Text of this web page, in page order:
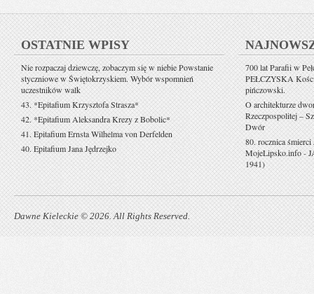
OSTATNIE WPISY
Nie rozpaczaj dziewczę, zobaczym się w niebie Powstanie
styczniowe w Świętokrzyskiem. Wybór wspomnień
uczestników walk
43. *Epitafium Krzysztofa Strasza*
42. *Epitafium Aleksandra Krezy z Bobolic*
41. Epitafium Ernsta Wilhelma von Derfelden
40. Epitafium Jana Jędrzejko
700 lat Parafii w
PEŁCZYSKA
pińczowski.
O architekturze
Rzeczpospolitej –
Dwór
80. rocznica
MojeLipsko.info-
1941)
Dawne Kieleckie © 2026. All Rights Reserved.